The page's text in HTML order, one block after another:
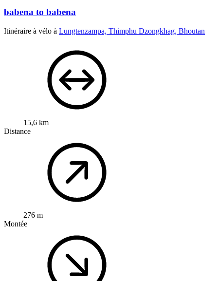
babena to babena
Itinéraire à vélo à Lungtenzampa, Thimphu Dzongkhag, Bhoutan
15,6 km
Distance
276 m
Montée